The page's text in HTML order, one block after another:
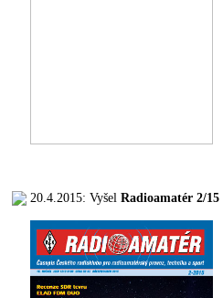
20.4.2015: Vyšel Radioamatér 2/15